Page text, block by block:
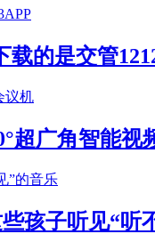
的是交管
超广角智能视
孩子听见“听